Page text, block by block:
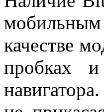
качестве
пробках и